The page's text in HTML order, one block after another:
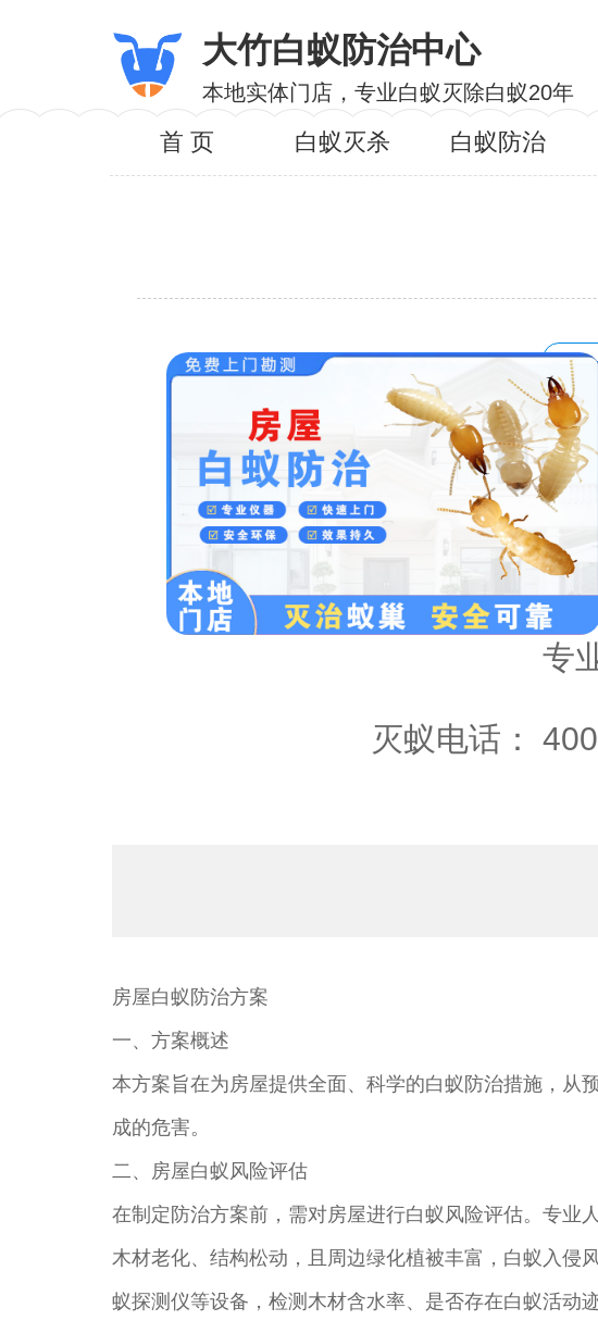
大竹白蚁防治中心
本地实体门店，专业白蚁灭除白蚁20年
首 页 白蚁灭杀 白蚁防治
服务内容：
服务区域： 大
内容：
本
明,
专
灭蚁电话：
房屋白蚁防治方案
一、方案概述
本方案旨在为房屋提供全面、科学的白蚁防治措施，从
成的危害。
二、房屋白蚁风险评估
在制定防治方案前，需对房屋进行白蚁风险评估。专业
木材老化、结构松动，且周边绿化植被丰富，白蚁入侵
蚁探测仪等设备，检测木材含水率、是否存在白蚁活动